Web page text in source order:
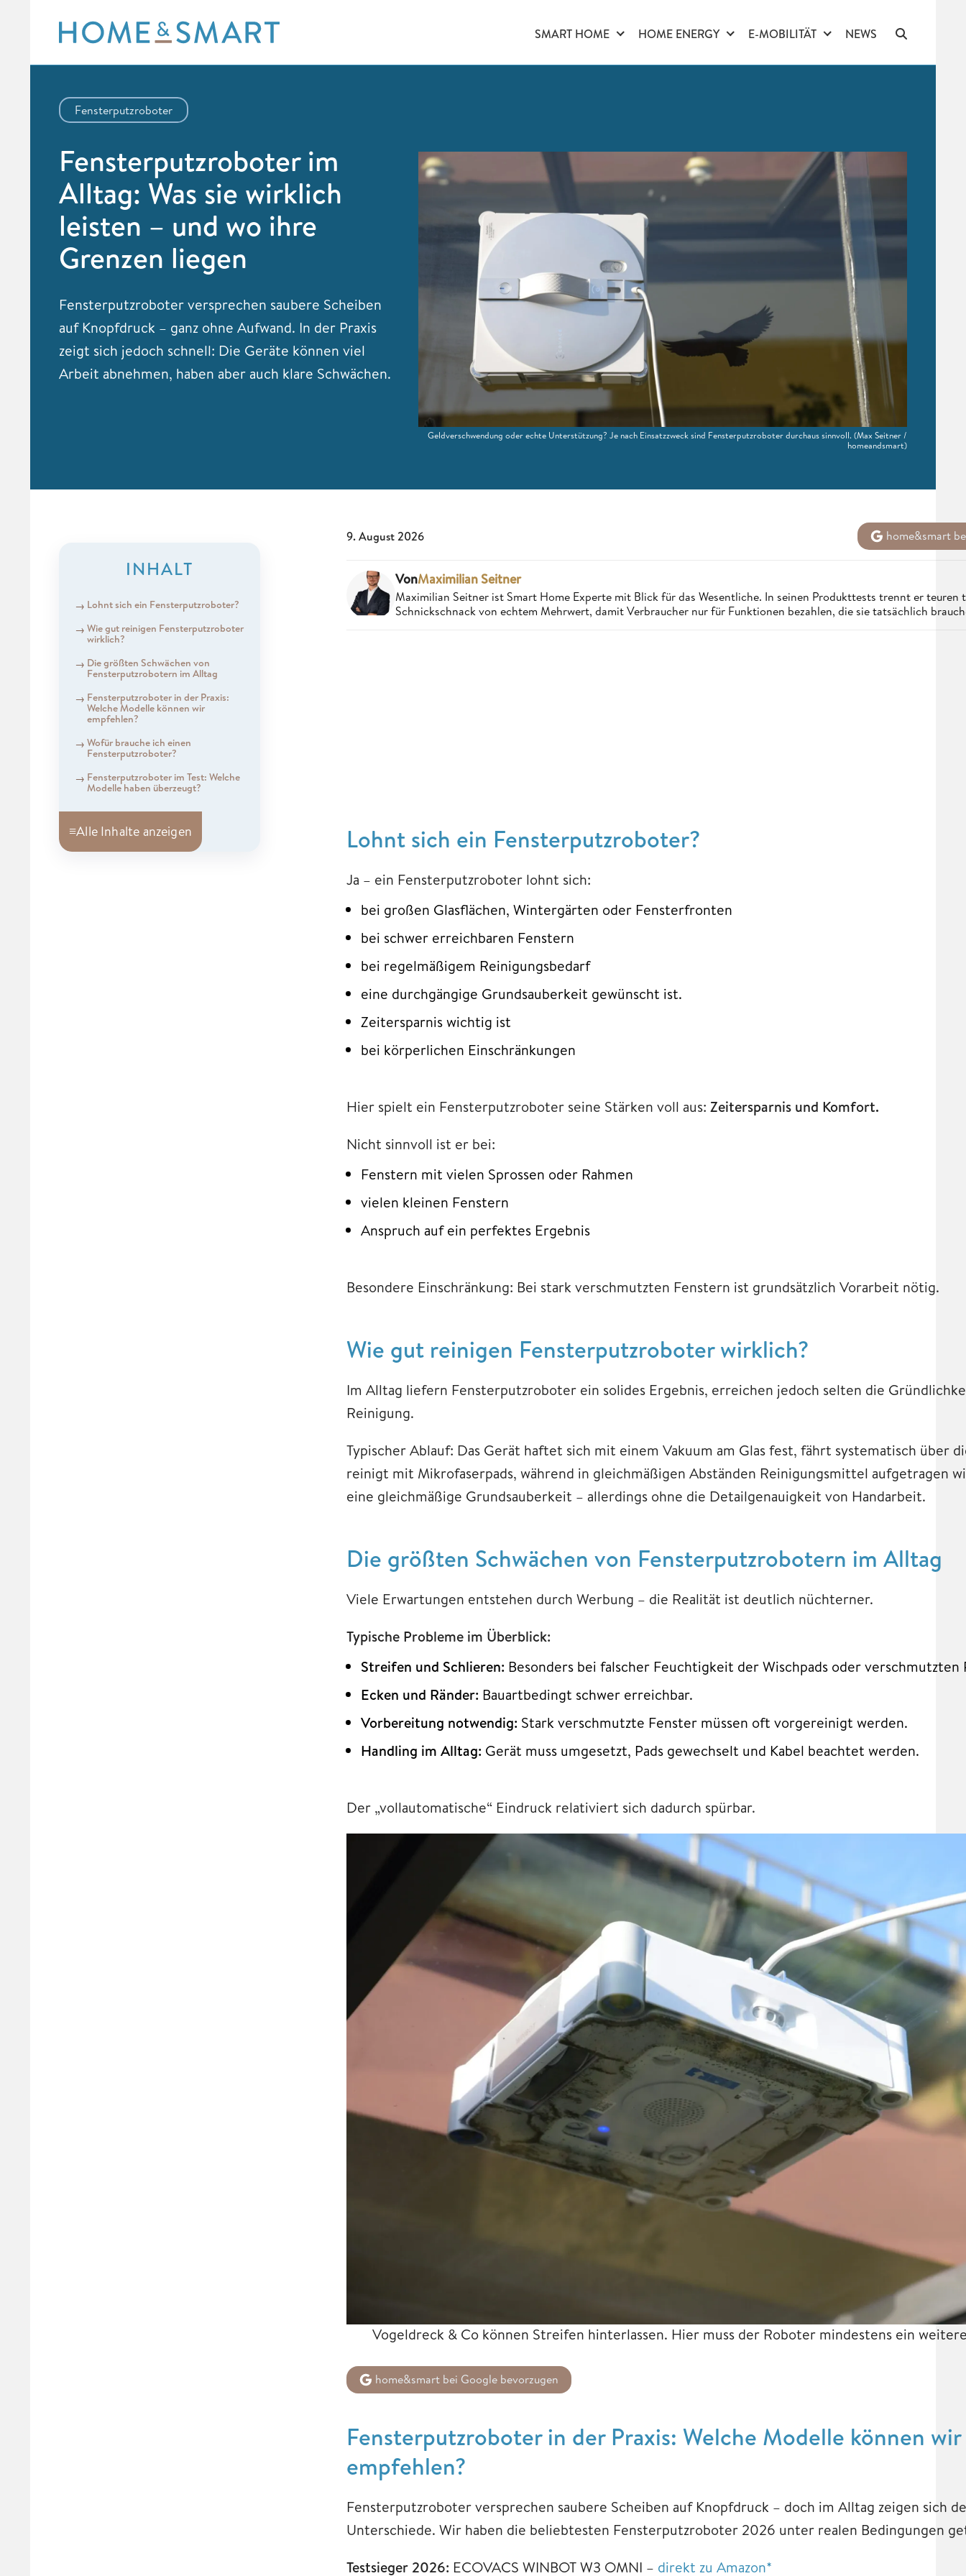
content
SMART HOME HOME ENERGY E-MOBILITÄT NEWS
Fensterputzroboter
Fensterputzroboter im
Alltag: Was sie wirklich
leisten – und wo ihre
Grenzen liegen
Fensterputzroboter versprechen saubere Scheiben
auf Knopfdruck – ganz ohne Aufwand. In der Praxis
zeigt sich jedoch schnell: Die Geräte können viel
Arbeit abnehmen, haben aber auch klare Schwächen.
Geldverschwendung oder echte Unterstützung? Je nach Einsatzzweck sind Fensterputzroboter durchaus sinnvoll.(Max Seitner /
homeandsmart)
INHALT
Lohnt sich ein Fensterputzroboter?
Wie gut reinigen Fensterputzroboter
wirklich?
Die größten Schwächen von
Fensterputzrobotern im Alltag
Fensterputzroboter in der Praxis:
Welche Modelle können wir
empfehlen?
Wofür brauche ich einen
Fensterputzroboter?
Fensterputzroboter im Test: Welche
Modelle haben überzeugt?
≡Alle Inhalte anzeigen
9. August 2026 home&smart
VonMaximilian Seitner
Maximilian Seitner ist Smart Home Experte mit Blick für das Wesentliche. In seinen Produkttests trennt er teuren
Schnickschnack von echtem Mehrwert, damit Verbraucher nur für Funktionen bezahlen, die sie tatsächlich
Lohnt sich ein Fensterputzroboter?
Ja – ein Fensterputzroboter lohnt sich:
bei großen Glasflächen, Wintergärten oder Fensterfronten
bei schwer erreichbaren Fenstern
bei regelmäßigem Reinigungsbedarf
eine durchgängige Grundsauberkeit gewünscht ist.
Zeitersparnis wichtig ist
bei körperlichen Einschränkungen
Hier spielt ein Fensterputzroboter seine Stärken voll aus:Zeitersparnis und Komfort.
Nicht sinnvoll ist er bei:
Fenstern mit vielen Sprossen oder Rahmen
vielen kleinen Fenstern
Anspruch auf ein perfektes Ergebnis
Besondere Einschränkung: Bei stark verschmutzten Fenstern ist grundsätzlich Vorarbeit nötig.
Wie gut reinigen Fensterputzroboter wirklich?
Im Alltag liefern Fensterputzroboter ein solides Ergebnis, erreichen jedoch selten die
Reinigung.
Typischer Ablauf: Das Gerät haftet sich mit einem Vakuum am Glas fest, fährt systematisch über
reinigt mit Mikrofaserpads, während in gleichmäßigen Abständen Reinigungsmittel aufgetragen
eine gleichmäßige Grundsauberkeit – allerdings ohne die Detailgenauigkeit von Handarbeit.
Die größten Schwächen von Fensterputzrobotern im Alltag
Viele Erwartungen entstehen durch Werbung – die Realität ist deutlich nüchterner.
Typische Probleme im Überblick:
Streifen und Schlieren: Besonders bei falscher Feuchtigkeit der Wischpads oder verschmutzten
Ecken und Ränder: Bauartbedingt schwer erreichbar.
Vorbereitung notwendig: Stark verschmutzte Fenster müssen oft vorgereinigt werden.
Handling im Alltag: Gerät muss umgesetzt, Pads gewechselt und Kabel beachtet werden.
Der „vollautomatische“ Eindruck relativiert sich dadurch spürbar.
Vogeldreck & Co können Streifen hinterlassen. Hier muss der Roboter mindestens ein
home&smart bei Google bevorzugen
Fensterputzroboter in der Praxis: Welche Modelle können wir
empfehlen?
Fensterputzroboter versprechen saubere Scheiben auf Knopfdruck – doch im Alltag zeigen sich
Unterschiede. Wir haben die beliebtesten Fensterputzroboter 2026 unter realen Bedingungen
Testsieger 2026: ECOVACS WINBOT W3 OMNI – direkt zu Amazon*